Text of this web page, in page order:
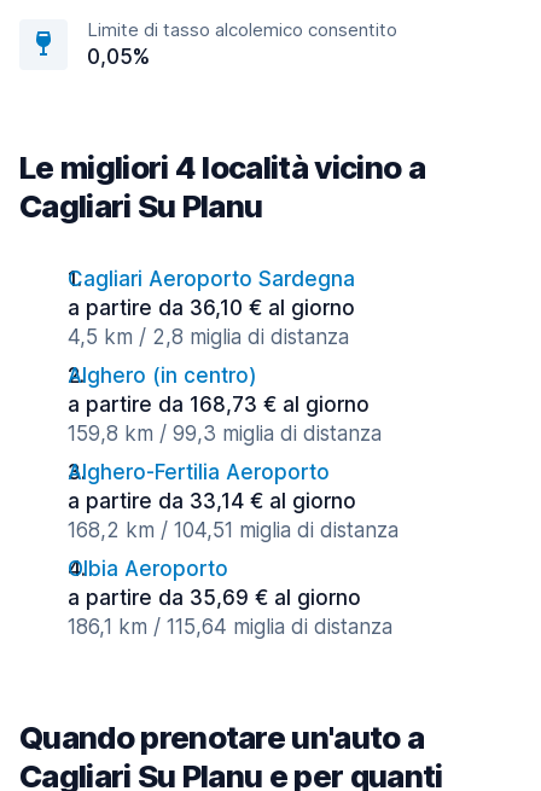
Limite di tasso alcolemico consentito
0,05%
Le migliori 4 località vicino a
Cagliari Su Planu
Cagliari Aeroporto Sardegna
a partire da 36,10 € al giorno
4,5 km / 2,8 miglia di distanza
Alghero (in centro)
a partire da 168,73 € al giorno
159,8 km / 99,3 miglia di distanza
Alghero-Fertilia Aeroporto
a partire da 33,14 € al giorno
168,2 km / 104,51 miglia di distanza
Olbia Aeroporto
a partire da 35,69 € al giorno
186,1 km / 115,64 miglia di distanza
Quando prenotare un'auto a
Cagliari Su Planu e per quanti